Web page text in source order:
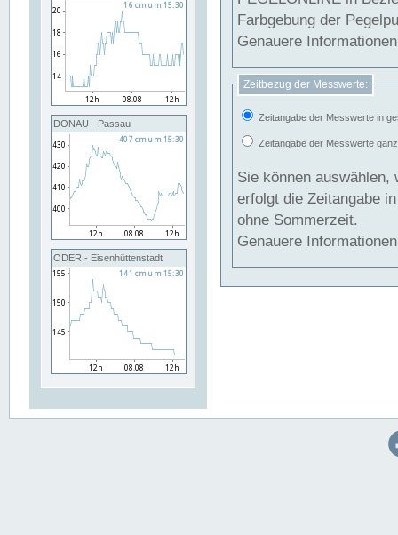
DONAU - Passau
ODER - Eisenhüttenstadt
Farbgebung der
Genauere
Zeitbezug der Messwerte:
Zeitangabe der Messwerte in
Zeitangabe der Messwerte
Sie können auswählen,
erfolgt die Zeitangabe
ohne Sommerzeit.
Genauere